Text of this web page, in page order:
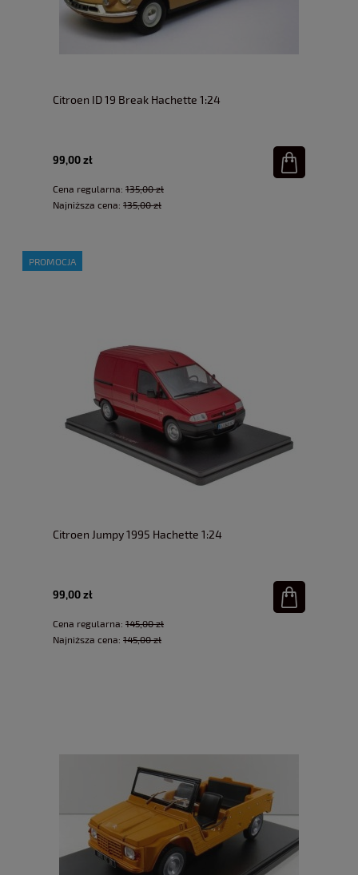
Citroen ID 19 Break Hachette 1:24
99,00 zł
Cena regularna: 135,00 zł
Najniższa cena: 135,00 zł
Citroen Jumpy 1995 Hachette 1:24
99,00 zł
Cena regularna: 145,00 zł
Najniższa cena: 145,00 zł
PROMOCJA